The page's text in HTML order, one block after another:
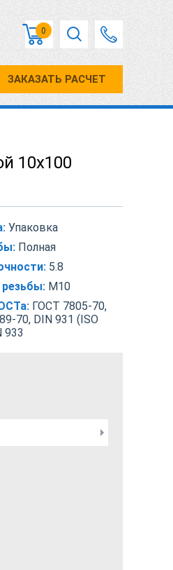
0
ЗАКАЗАТЬ РАСЧЕТ
10х100
Упаковка
Полная
5.8
М10
ГОСТ 7805-70,
70, DIN 931 (ISO
933